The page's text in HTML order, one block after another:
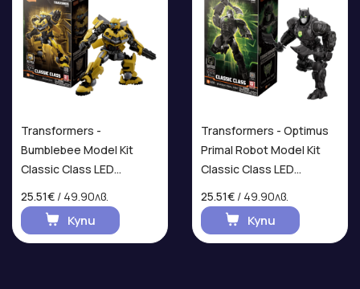
Transformers -
Bumblebee Model Kit
Classic Class LED
25.51€ / 49.90лв.
Купи
Transformers - Optimus
Primal Robot Model Kit
Classic Class LED
25.51€ / 49.90лв.
Купи